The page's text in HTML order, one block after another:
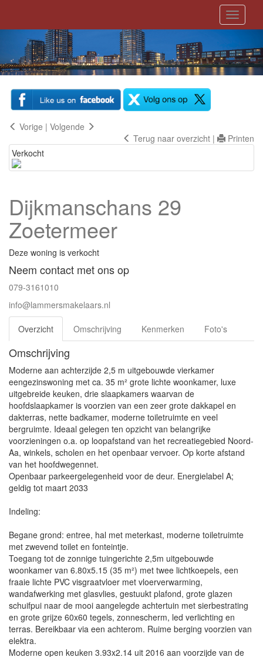
Toggle
Vorige | Volgende
Terug naar overzicht |
Printen
Verkocht
Dijkmanschans 29
Zoetermeer
Deze woning is verkocht
Neem contact met ons op
079-3161010
info@lammersmakelaars.nl
Overzicht Omschrijving Kenmerken Foto's
Omschrijving
Moderne aan achterzijde 2,5 m uitgebouwde vierkamer
eengezinswoning met ca. 35 m² grote lichte woonkamer, luxe
uitgebreide keuken, drie slaapkamers waarvan de
hoofdslaapkamer is voorzien van een zeer grote dakkapel en
dakterras, nette badkamer, moderne toiletruimte en veel
bergruimte. Ideaal gelegen ten opzicht van belangrijke
voorzieningen o.a. op loopafstand van het recreatiegebied Noord-
Aa, winkels, scholen en het openbaar vervoer. Op korte afstand
van het hoofdwegennet.
Openbaar parkeergelegenheid voor de deur. Energielabel A;
geldig tot maart 2033
Indeling:
Begane grond: entree, hal met meterkast, moderne toiletruimte
met zwevend toilet en fonteintje.
Toegang tot de zonnige tuingerichte 2,5m uitgebouwde
woonkamer van 6.80x5.15 (35 m²) met twee lichtkoepels, een
fraaie lichte PVC visgraatvloer met vloerverwarming,
wandafwerking met glasvlies, gestuukt plafond, grote glazen
schuifpui naar de mooi aangelegde achtertuin met sierbestrating
en grote grijze 60x60 tegels, zonnescherm, led verlichting en
terras. Bereikbaar via een achterom. Ruime berging voorzien van
elektra.
Moderne open keuken 3.93x2.14 uit 2016 aan voorzijde van de